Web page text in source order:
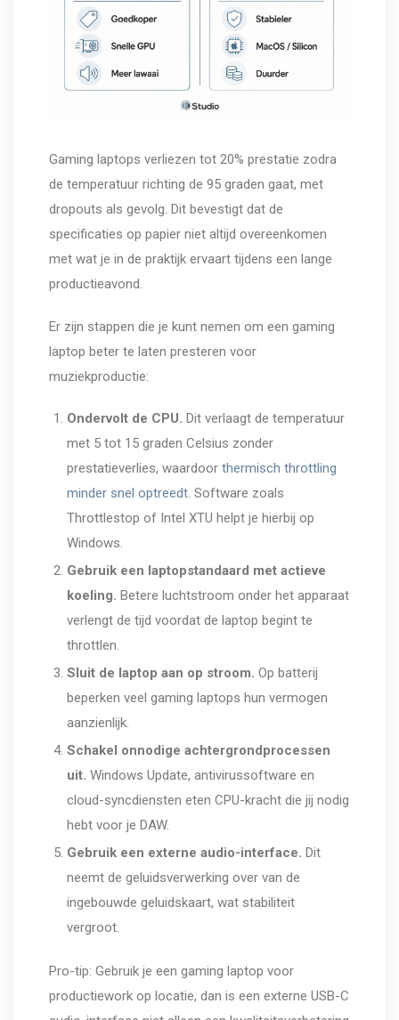
Gaming laptops verliezen tot 20% prestatie zodra
de temperatuur richting de 95 graden gaat, met
dropouts als gevolg. Dit bevestigt dat de
specificaties op papier niet altijd overeenkomen
met wat je in de praktijk ervaart tijdens een lange
productieavond.
Er zijn stappen die je kunt nemen om een gaming
laptop beter te laten presteren voor
muziekproductie:
Ondervolt de CPU. Dit verlaagt de temperatuur
met 5 tot 15 graden Celsius zonder
prestatieverlies, waardoor thermisch throttling
minder snel optreedt. Software zoals
Throttlestop of Intel XTU helpt je hierbij op
Windows.
Gebruik een laptopstandaard met actieve
koeling. Betere luchtstroom onder het apparaat
verlengt de tijd voordat de laptop begint te
throttlen.
Sluit de laptop aan op stroom. Op batterij
beperken veel gaming laptops hun vermogen
aanzienlijk.
Schakel onnodige achtergrondprocessen
uit. Windows Update, antivirussoftware en
cloud-syncdiensten eten CPU-kracht die jij nodig
hebt voor je DAW.
Gebruik een externe audio-interface. Dit
neemt de geluidsverwerking over van de
ingebouwde geluidskaart, wat stabiliteit
vergroot.
Pro-tip: Gebruik je een gaming laptop voor
productiework op locatie, dan is een externe USB-C